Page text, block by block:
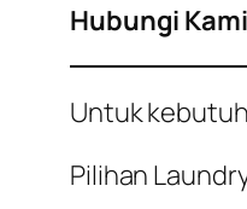
Hubungi
Untuk
Pilihan